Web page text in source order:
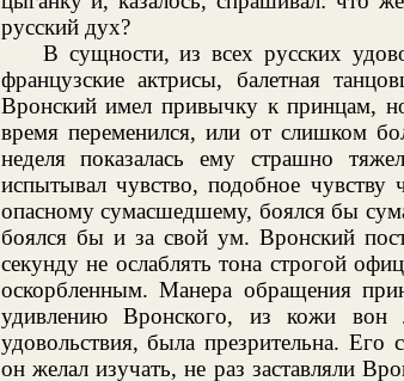
русский дух?
В сущности, из всех русских
французские актрисы, балетная
Вронский имел привычку к принцам,
время переменился, или от слишком
неделя показалась ему страшно
испытывал чувство, подобное
опасному сумасшедшему, боялся бы
боялся бы и за свой ум. Вронский
секунду не ослаблять тона строгой
оскорбленным. Манера обращения
удивлению Вронского, из кожи вон
удовольствия, была презрительна.
он желал изучать, не раз заставляли